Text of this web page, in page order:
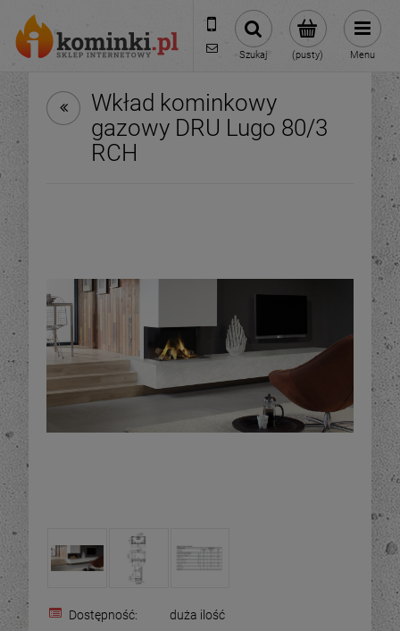
601954074
biuro@ikominki.pl
(pusty)
Szukaj Menu
Wkład kominkowy
gazowy DRU Lugo 80/3
RCH
Dostępność:
duża ilość